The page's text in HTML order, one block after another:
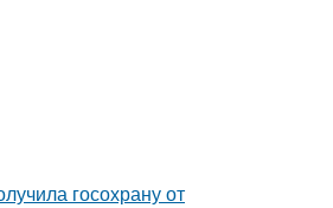
госохрану от